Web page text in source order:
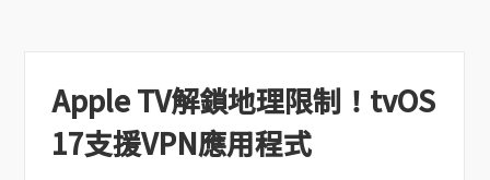
Apple TV解鎖地理限制！tvOS
17支援VPN應用程式